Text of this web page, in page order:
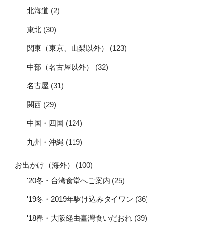
北海道 (2)
東北 (30)
関東（東京、山梨以外） (123)
中部（名古屋以外） (32)
名古屋 (31)
関西 (29)
中国・四国 (124)
九州・沖縄 (119)
お出かけ（海外）
(100)
'20冬・台湾食堂へご案内 (25)
'19冬・2019年駆け込みタイワン (36)
'18春・大阪経由臺灣食いだおれ (39)